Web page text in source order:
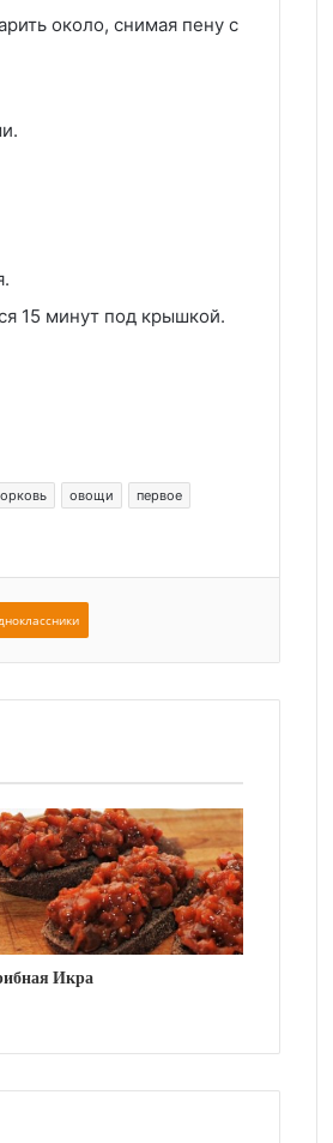
около, снимая пену с
15 минут под крышкой.
овощи
первое
Икра